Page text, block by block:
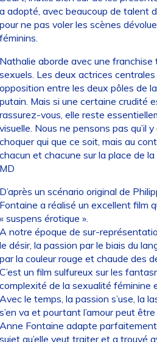
adopté, avec beaucoup de talent
ne pas voler les scènes
aborde avec une
Les deux actrices centrales
entre les deux pôles de
Mais si une certaine crudité
vous, elle reste
Nous ne pensons pas qu’il
qui que ce soit, mais au
et chacune sur la place de
un scénario original de
a réalisé un excellent film
suspens érotique ».
notre époque de sur-
désir, la passion par le biais du
la couleur rouge et chaude des
un film sulfureux sur les
de la sexualité féminine
le temps, la passion s’use, la
va et pourtant l’amour peut être
Fontaine adapte
qu’elle veut traiter et a trouvé